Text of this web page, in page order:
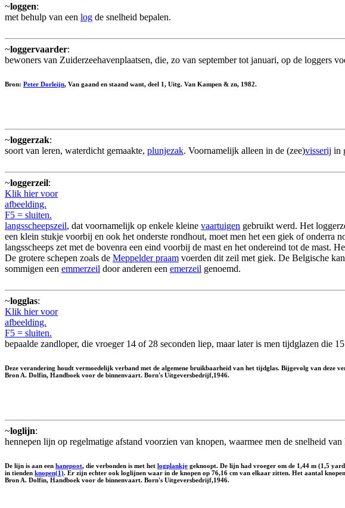
~loggen:
met behulp van een log de snelheid bepalen.
~loggervaarder:
bewoners van Zuiderzeehavenplaatsen, die, zo van september tot januari, op de loggers
Bron: Peter Dorleijn, Van gaand en staand want, deel 1, Uitg. Van Kampen & zn, 1982.
~loggerzak:
soort van leren, waterdicht gemaakte, plunjezak. Voornamelijk alleen in de (zee)visserij in
~loggerzeil:
Klik hier voor
afbeelding.
F5 = sluiten.
langsscheepszeil, dat voornamelijk op enkele kleine vaartuigen gebruikt werd. Het
een klein stukje voorbij en ook het onderste rondhout, moet men het een giek of onderra
langsscheeps zet met de bovenra een eind voorbij de mast en het ondereind tot de mast.
De grotere schepen zoals de Meppelder praam voerden dit zeil met giek. De Belgische
sommigen een emmerzeil door anderen een emerzeil genoemd.
~logglas:
Klik hier voor
afbeelding.
F5 = sluiten.
bepaalde zandloper, die vroeger 14 of 28 seconden liep, maar later is men tijdglazen die
Deze verandering houdt vermoedelijk verband met de algemene bruikbaarheid van het tijdglas. Bijgevolg van deze
Bron A. Dolfin, Handboek voor de binnenvaart. Born's Uitgeversbedrijf,1946.
~loglijn:
hennepen lijn op regelmatige afstand voorzien van knopen, waarmee men de snelheid van
De lijn is aan een hanepoot, die verbonden is met het logplankje geknoopt. De lijn had vroeger om de 1,44 m (1,5
in tienden knopen(1). Er zijn echter ook loglijnen waar in de knopen op 76,16 cm van elkaar zitten. Het aantal
Bron A. Dolfin, Handboek voor de binnenvaart. Born's Uitgeversbedrijf,1946.